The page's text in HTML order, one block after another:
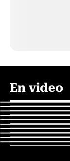
En video